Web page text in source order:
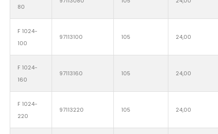
80
F 1024-
100
97113100 105 24,00
F 1024-
160
97113160 105 24,00
F 1024-
220
97113220 105 24,00